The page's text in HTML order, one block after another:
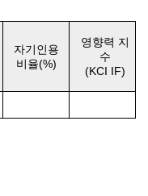
자기인용
비율(%)
영향력 지
수
(KCI IF)